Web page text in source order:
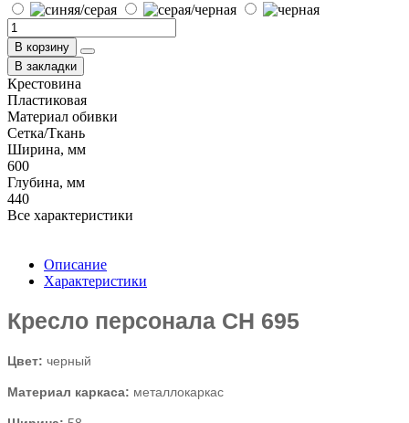
В корзину
В закладки
Крестовина
Пластиковая
Материал обивки
Сетка/Ткань
Ширина, мм
600
Глубина, мм
440
Все характеристики
Описание
Характеристики
Кресло персонала СН 695
Цвет: черный
Материал каркаса: металлокаркас